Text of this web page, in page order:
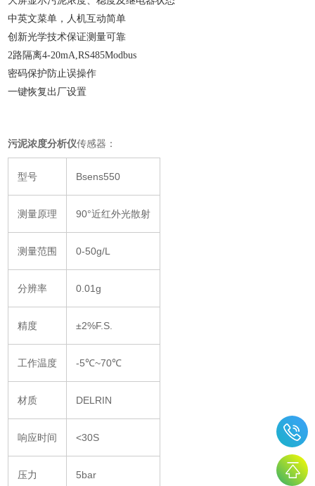
中英文菜单，人机互动简单
创新光学技术保证测量可靠
2路隔离4-20mA,RS485Modbus
密码保护防止误操作
一键恢复出厂设置
污泥浓度分析仪传感器：
型号 Bsens550
测量原理 90°近红外光散射
测量范围 0-50g/L
分辨率 0.01g
精度 ±2%F.S.
工作温度 -5℃~70℃
材质 DELRIN
响应时间 <30S
压力 5bar